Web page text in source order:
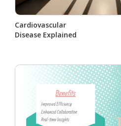
Cardiovascular
Disease Explained